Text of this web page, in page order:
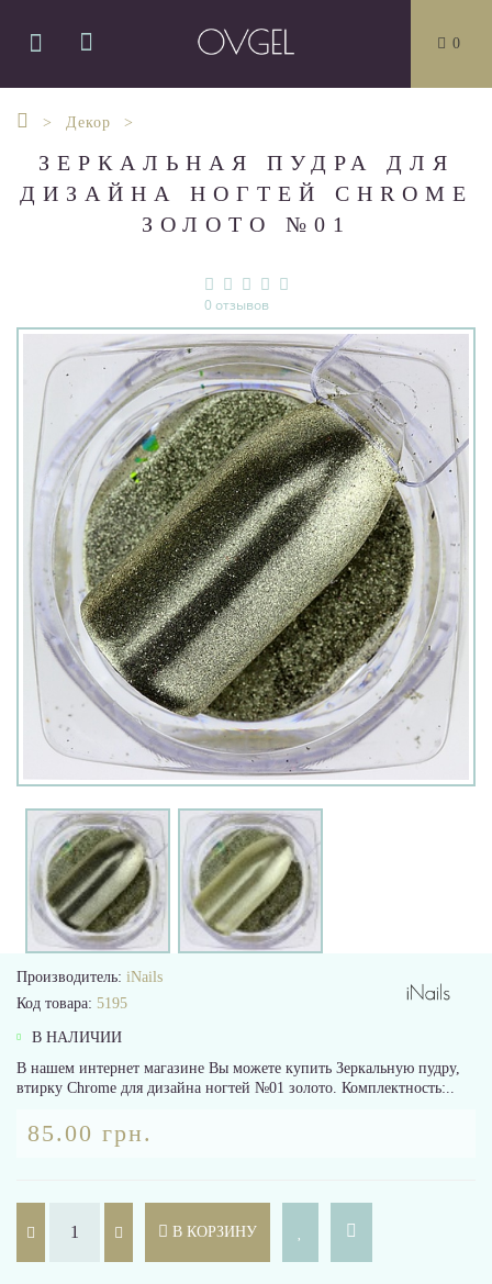
0
Декор
ЗЕРКАЛЬНАЯ ПУДРА ДЛЯ
ДИЗАЙНА НОГТЕЙ CHROME
ЗОЛОТО №01
0 отзывов
Производитель: iNails
Код товара: 5195
В НАЛИЧИИ
В нашем интернет магазине Вы можете купить Зеркальную пудру,
втирку Chrome для дизайна ногтей №01 золото. Комплектность:..
85.00 грн.
В КОРЗИНУ